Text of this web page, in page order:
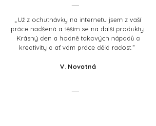
„Už z ochutnávky na internetu jsem z vaší
práce nadšená a těším se na další produkty.
Krásný den a hodně takových nápadů a
kreativity a ať vám práce dělá radost.”
V. Novotná